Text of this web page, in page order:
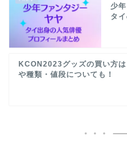
少
タ
KCON2023グッズの買い方は
や種類・値段についても！